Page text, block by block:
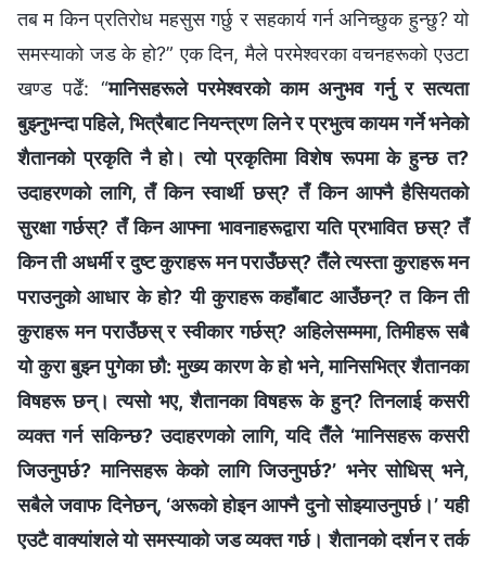
तब म किन प्रतिरोध महसुस गर्छु र सहकार्य गर्न अनिच्छुक हुन्छु? यो
समस्याको जड के हो?” एक दिन, मैले परमेश्‍वरका वचनहरूको एउटा
खण्ड पढेँ: “मानिसहरूले परमेश्‍वरको काम अनुभव गर्नु र सत्यता
बुझ्नुभन्दा पहिले, भित्रैबाट नियन्त्रण लिने र प्रभुत्व कायम गर्ने भनेको
शैतानको प्रकृति नै हो। त्यो प्रकृतिमा विशेष रूपमा के हुन्छ त?
उदाहरणको लागि, तँ किन स्वार्थी छस्? तँ किन आफ्नै हैसियतको
सुरक्षा गर्छस्? तँ किन आफ्ना भावनाहरूद्वारा यति प्रभावित छस्? तँ
किन ती अधर्मी र दुष्ट कुराहरू मन पराउँछस्? तैँले त्यस्ता कुराहरू मन
पराउनुको आधार के हो? यी कुराहरू कहाँबाट आउँछन्? त किन ती
कुराहरू मन पराउँछस् र स्वीकार गर्छस्? अहिलेसम्ममा, तिमीहरू सबै
यो कुरा बुझ्न पुगेका छौ: मुख्य कारण के हो भने, मानिसभित्र शैतानका
विषहरू छन्। त्यसो भए, शैतानका विषहरू के हुन्? तिनलाई कसरी
व्यक्त गर्न सकिन्छ? उदाहरणको लागि, यदि तैँले ‘मानिसहरू कसरी
जिउनुपर्छ? मानिसहरू केको लागि जिउनुपर्छ?’ भनेर सोधिस् भने,
सबैले जवाफ दिनेछन्, ‘अरूको होइन आफ्‍नै दुनो सोझ्याउनुपर्छ।’ यही
एउटै वाक्यांशले यो समस्याको जड व्यक्त गर्छ। शैतानको दर्शन र तर्क